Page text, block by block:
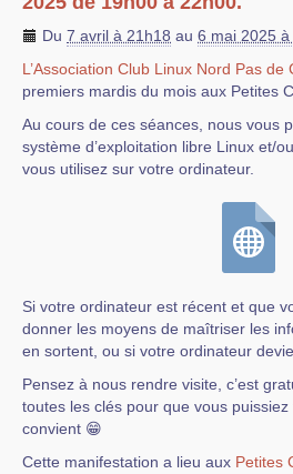
Du 7 avril à 21h18 au 6 mai 2025
L’Association Club Linux Nord Pas de
premiers mardis du mois aux Petites
Au cours de ces séances, nous vous
système d’exploitation libre Linux et/
vous utilisez sur votre ordinateur.
Si votre ordinateur est récent et que
donner les moyens de maîtriser les
en sortent, ou si votre ordinateur
Pensez à nous rendre visite, c’est
toutes les clés pour que vous
convient 😁
Cette manifestation a lieu aux Petites